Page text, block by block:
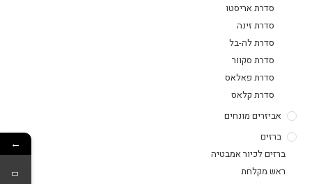
סדרת אריסטו
סדרת זינה
סדרת לה-בל
סדרת סקוור
סדרת פאלאס
סדרת קלאס
אביזרים מונחים
ברזים
ברזים לכיור אמבטיה
ראש מקלחת
←